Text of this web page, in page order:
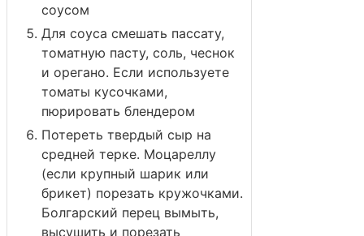
соусом
Для соуса смешать пассату,
томатную пасту, соль, чеснок
и орегано. Если используете
томаты кусочками,
пюрировать блендером
Потереть твердый сыр на
средней терке. Моцареллу
(если крупный шарик или
брикет) порезать кружочками.
Болгарский перец вымыть,
высушить и порезать